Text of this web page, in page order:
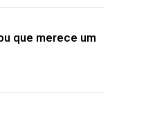
que merece um